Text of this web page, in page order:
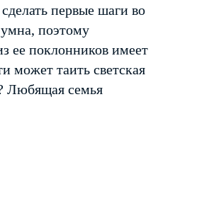
первые шаги во
умна, поэтому
ее поклонников имеет
может таить светская
Любящая семья